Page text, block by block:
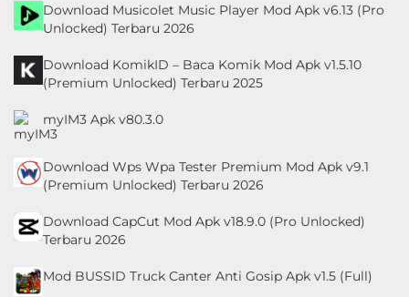
Download Musicolet Music Player Mod Apk v6.13 (Pro
Unlocked) Terbaru 2026
Download KomikID – Baca Komik Mod Apk v1.5.10
(Premium Unlocked) Terbaru 2025
myIM3 Apk v80.3.0
Download Wps Wpa Tester Premium Mod Apk v9.1
(Premium Unlocked) Terbaru 2026
Download CapCut Mod Apk v18.9.0 (Pro Unlocked)
Terbaru 2026
Mod BUSSID Truck Canter Anti Gosip Apk v1.5 (Full)